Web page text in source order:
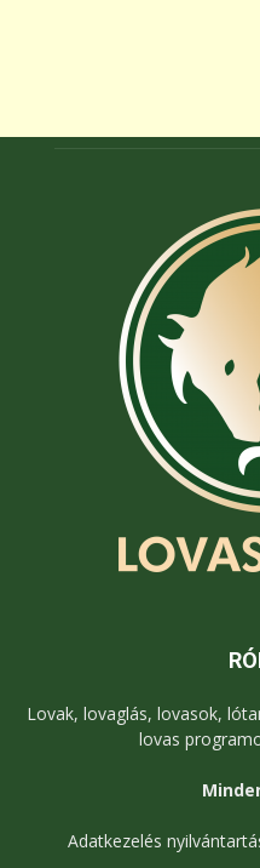
Lovak, lovaglás, lovasok,
lovas
Adatkezelés